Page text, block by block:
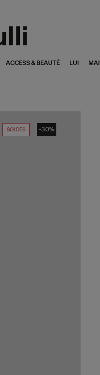
ACCESS & BEAUTÉ LUI
SOLDES -30%